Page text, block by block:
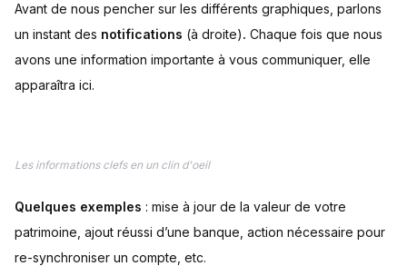
Avant de nous pencher sur les différents graphiques, parlons
un instant des notifications (à droite). Chaque fois que nous
avons une information importante à vous communiquer, elle
apparaîtra ici.
Les informations clefs en un clin d'oeil
Quelques exemples : mise à jour de la valeur de votre
patrimoine, ajout réussi d’une banque, action nécessaire pour
re-synchroniser un compte, etc.